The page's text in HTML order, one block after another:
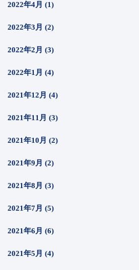
2022年4月 (1)
2022年3月 (2)
2022年2月 (3)
2022年1月 (4)
2021年12月 (4)
2021年11月 (3)
2021年10月 (2)
2021年9月 (2)
2021年8月 (3)
2021年7月 (5)
2021年6月 (6)
2021年5月 (4)